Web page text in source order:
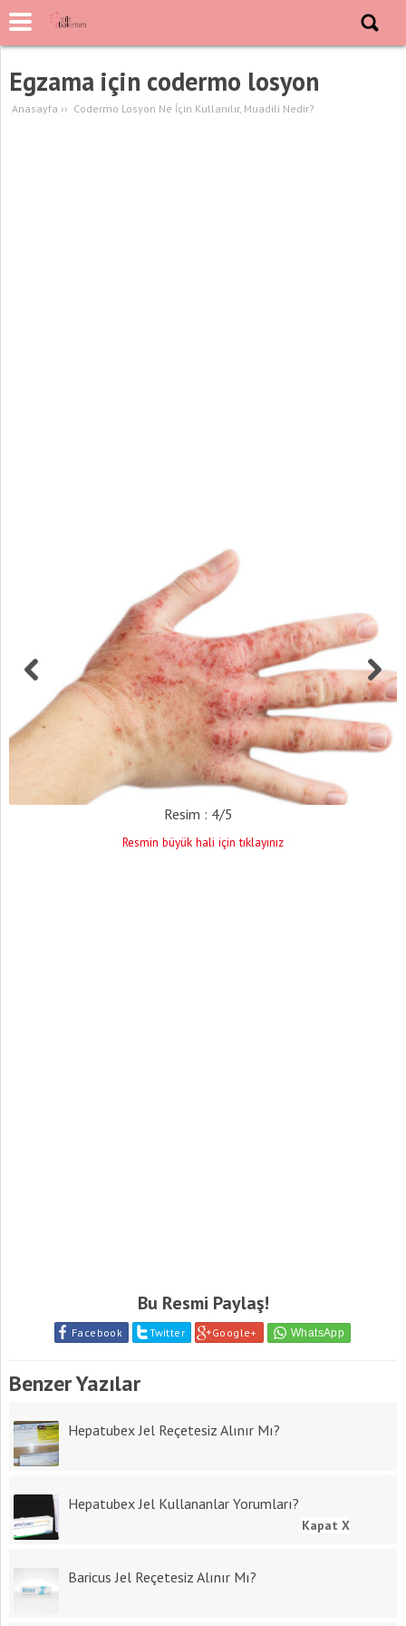
Egzama için codermo losyon
Anasayfa ›› Codermo Losyon Ne İçin Kullanılır, Muadili Nedir?
Resim : 4/5
Resmin büyük hali için tıklayınız
Bu Resmi Paylaş!
Facebook Twitter Google+
Benzer Yazılar
Hepatubex Jel Reçetesiz Alınır Mı?
Hepatubex Jel Kullananlar Yorumları?
Baricus Jel Reçetesiz Alınır Mı?
Kapat X